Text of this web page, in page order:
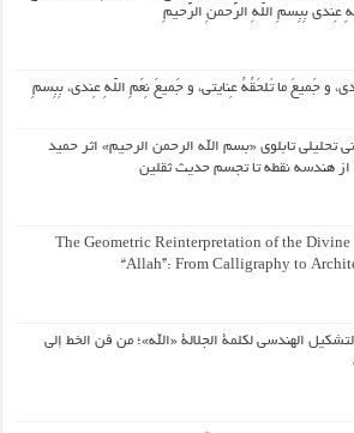
عِندی بِبِسمِ اللّهِ الرَّحمنِ الرَّحیمِ
و جَمیعَ ما تَلحَقُهُ عِنایتی، و جَمیعَ نِعَمِ اللّهِ عِندی، بِبِسمِ
تحلیلی تابلوی «بسم الله الرحمن الرحیم» اثر حمید
از هندسه نقطه تا تجسم حدیث ثقلین
The Geometric Reinterpretation of the Divine
“Allah”: From Calligraphy to
الهندسي لكلمة الجلالة «الله»؛ من فن الخط إلى